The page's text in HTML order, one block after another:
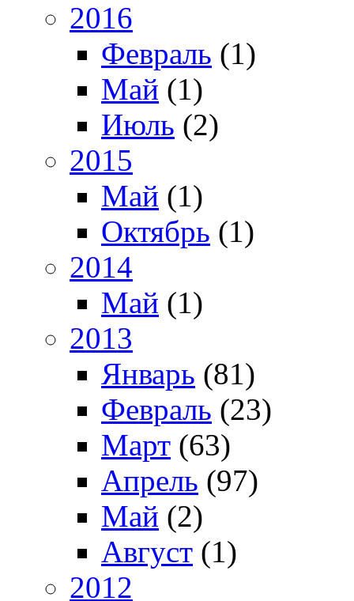
2016
Февраль (1)
Май (1)
Июль (2)
2015
Май (1)
Октябрь (1)
2014
Май (1)
2013
Январь (81)
Февраль (23)
Март (63)
Апрель (97)
Май (2)
Август (1)
2012